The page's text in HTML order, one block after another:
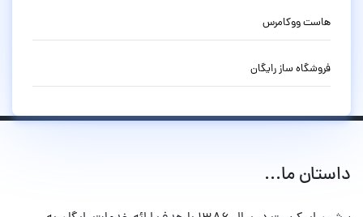
هاست ووکامرس
فروشگاه ساز رایگان
داستان ما...